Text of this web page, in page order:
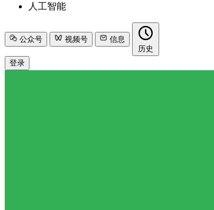
人工智能
公众号 视频号
信息
历史
登录